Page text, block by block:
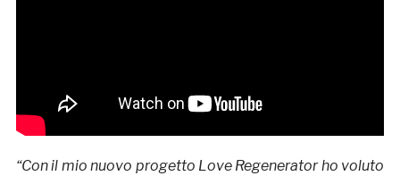
“Con il mio nuovo progetto Love Regeneratorho voluto